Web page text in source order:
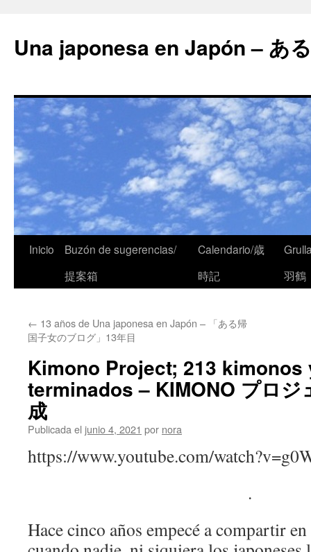
Una japonesa en Japón – あ
Inicio
Buzón de sugerencias/
提案箱
Calendario/歳
時記
羽鶴
← 13 años de Una japonesa en Japón – 「ある帰
国子女のブログ」13年目
Kimono Project; 213 kimonos
terminados – KIMONO プロジ
成
Publicada el junio 4, 2021 por nora
https://www.youtube.com/
.
Hace cinco años empecé a compartir